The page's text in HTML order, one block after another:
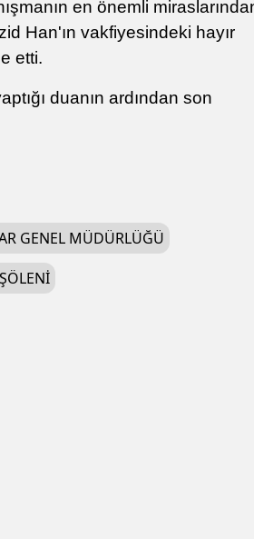
en önemli
Han'ın vakfiyesindeki hayır
etti.
duanın ardından son
GENEL MÜDÜRLÜĞÜ